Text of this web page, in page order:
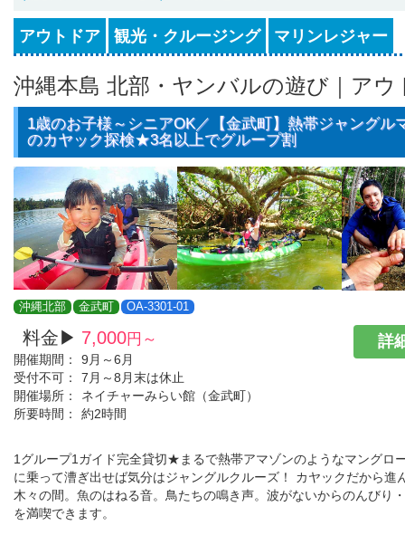
アウトドア 観光・クルージング マリンレジャー
沖縄本島 北部・ヤンバルの遊び｜アウ
1歳のお子様～シニアOK／【金武町】熱帯ジャングル
のカヤック探検★3名以上でグループ割
沖縄北部 金武町 OA-3301-01
料金▶ 7,000円～
開催期間：
9月～6月
受付不可：
7月～8月末は休止
開催場所：
ネイチャーみらい館（金武町）
所要時間：
約2時間
詳
1グループ1ガイド完全貸切★まるで熱帯アマゾンのようなマングロ
に乗って漕ぎ出せば気分はジャングルクルーズ！ カヤックだから進
木々の間。魚のはねる音。鳥たちの鳴き声。波がないからのんびり
を満喫できます。